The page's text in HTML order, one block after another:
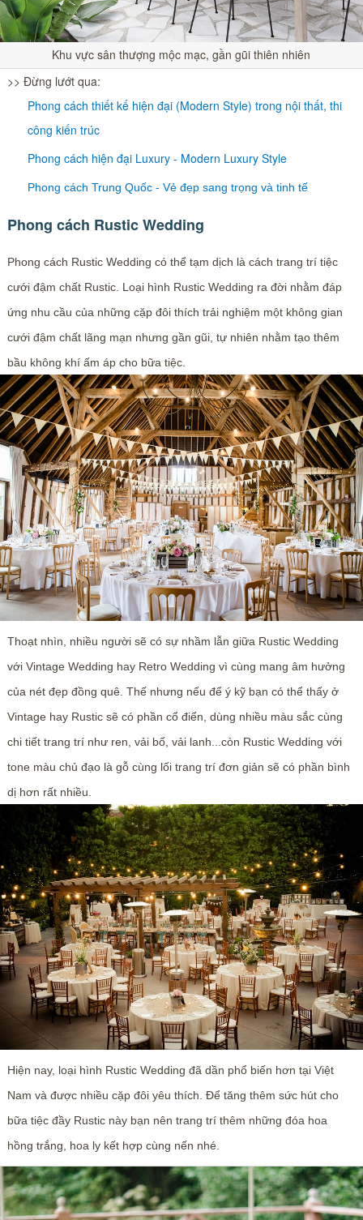
Khu vực sân thượng mộc mạc, gần gũi thiên nhiên
>> Đừng lướt qua:
Phong cách thiết kế hiện đại (Modern Style) trong nội thất, thi
công kiến trúc
Phong cách hiện đại Luxury - Modern Luxury Style
Phong cách Trung Quốc - Vẻ đẹp sang trọng và tinh tế
Phong cách Rustic Wedding
Phong cách Rustic Wedding có thể tạm dịch là cách trang trí tiệc
cưới đậm chất Rustic. Loại hình Rustic Wedding ra đời nhằm đáp
ứng nhu cầu của những cặp đôi thích trải nghiệm một không gian
cưới đậm chất lãng mạn nhưng gần gũi, tự nhiên nhằm tạo thêm
bầu không khí ấm áp cho bữa tiệc.
Thoạt nhìn, nhiều người sẽ có sự nhầm lẫn giữa Rustic Wedding
với Vintage Wedding hay Retro Wedding vì cùng mang âm hưởng
của nét đẹp đồng quê. Thế nhưng nếu để ý kỹ bạn có thể thấy ở
Vintage hay Rustic sẽ có phần cổ điển, dùng nhiều màu sắc cùng
chi tiết trang trí như ren, vải bố, vải lanh...còn Rustic Wedding với
tone màu chủ đạo là gỗ cùng lối trang trí đơn giản sẽ có phần bình
dị hơn rất nhiều.
Hiện nay, loại hình Rustic Wedding đã dần phổ biến hơn tại Việt
Nam và được nhiều cặp đôi yêu thích. Để tăng thêm sức hút cho
bữa tiệc đầy Rustic này bạn nên trang trí thêm những đóa hoa
hồng trắng, hoa ly kết hợp cùng nến nhé.